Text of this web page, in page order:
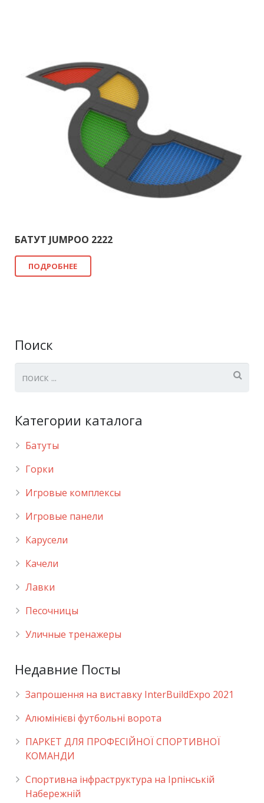
БАТУТ JUMPOO 2222
ПОДРОБНЕЕ
Поиск
Категории каталога
Батуты
Горки
Игровые комплексы
Игровые панели
Карусели
Качели
Лавки
Песочницы
Уличные тренажеры
Недавние Посты
Запрошення на виставку InterBuildExpo 2021
Алюмінієві футбольні ворота
ПАРКЕТ ДЛЯ ПРОФЕСІЙНОЇ СПОРТИВНОЇ
КОМАНДИ
Спортивна інфраструктура на Ірпінській
Набережній